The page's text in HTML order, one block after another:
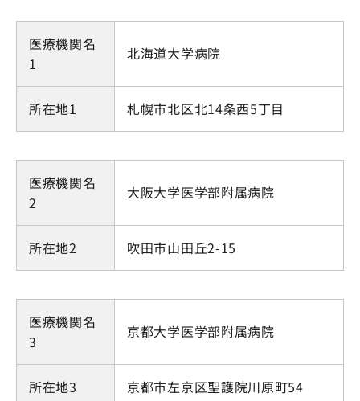
医療機関名
1
北海道大学病院
所在地1 札幌市北区北14条西5丁目
医療機関名
2
大阪大学医学部附属病院
所在地2 吹田市山田丘2-15
医療機関名
3
京都大学医学部附属病院
所在地3 京都市左京区聖護院川原町54